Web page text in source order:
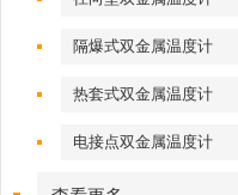
隔爆式双金属温度计
热套式双金属温度计
电接点双金属温度计